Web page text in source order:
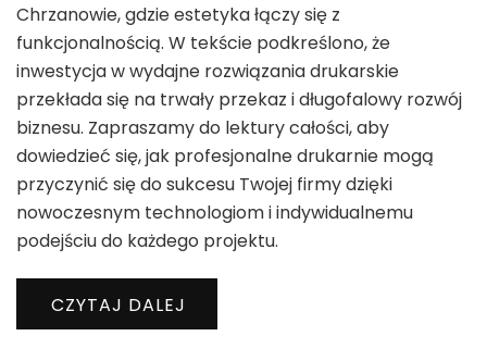
Chrzanowie, gdzie estetyka łączy się z
funkcjonalnością. W tekście podkreślono, że
inwestycja w wydajne rozwiązania drukarskie
przekłada się na trwały przekaz i długofalowy rozwój
biznesu. Zapraszamy do lektury całości, aby
dowiedzieć się, jak profesjonalne drukarnie mogą
przyczynić się do sukcesu Twojej firmy dzięki
nowoczesnym technologiom i indywidualnemu
podejściu do każdego projektu.
CZYTAJ DALEJ